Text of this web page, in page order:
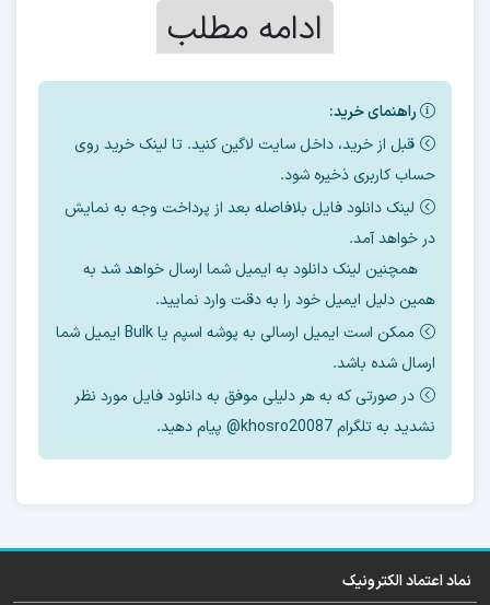
2- مقدار cid برای این مدل به چه عددی باید تغییر
پیدا کند
جدیدترین فایل آپدیت فریمور هارد ضمیمه آموزش
ادامه مطلب
راهنمای خرید:
قبل از خرید، داخل سایت لاگین کنید. تا لینک خرید روی
حساب کاربری ذخیره شود.
لینک دانلود فایل بلافاصله بعد از پرداخت وجه به نمایش
در خواهد آمد.
همچنین لینک دانلود به ایمیل شما ارسال خواهد شد به
همین دلیل ایمیل خود را به دقت وارد نمایید.
ممکن است ایمیل ارسالی به پوشه اسپم یا Bulk ایمیل شما
ارسال شده باشد.
در صورتی که به هر دلیلی موفق به دانلود فایل مورد نظر
نشدید به تلگرام khosro20087@ پیام دهید.
نماد اعتماد الکترونیک